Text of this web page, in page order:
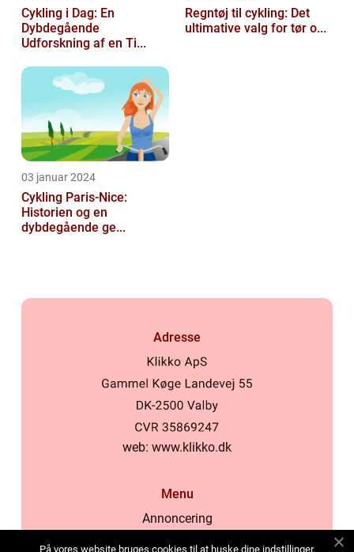
Cykling i Dag: En
Dybdegående
Udforskning af en Ti...
Regntøj til cykling: Det
ultimative valg for tør o...
03 januar 2024
Cykling Paris-Nice:
Historien og en
dybdegående ge...
Adresse
web: www.klikko.dk
Menu
Annoncering
På vores website bruges cookies til at huske dine indstillinger,